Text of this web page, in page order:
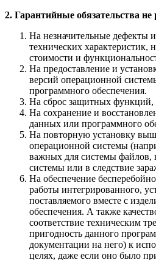
2. Гарантийные обязательства
На незначительные дефекты
технических характеристик,
стоимости и
На предоставление и
версий операционной
программного обеспечения.
На сброс защитных функций,
На сохранение и
данных или программного
На повторную установку
операционной системы
важных для системы файлов,
системы или в следствие
На обеспечение
работы интегрированного,
поставляемого вместе с
обеспечения. А также
соответствие техническим
пригодность данного
документации на него) к
целях, даже если оно было